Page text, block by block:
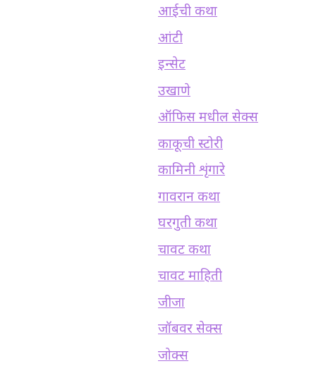
आईची कथा
आंटी
इन्सेट
उखाणे
ऑफिस मधील सेक्स
काकूची स्टोरी
कामिनी शृंगारे
गावरान कथा
घरगुती कथा
चावट कथा
चावट माहिती
जीजा
जॉबवर सेक्स
जोक्स